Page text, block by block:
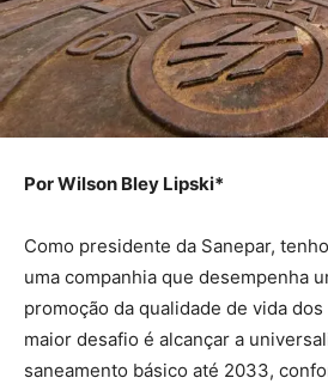
Por Wilson Bley Lipski*
Como presidente da Sanepar,
uma companhia que desempenha
promoção da qualidade de vida
maior desafio é alcançar a
saneamento básico até 2033,